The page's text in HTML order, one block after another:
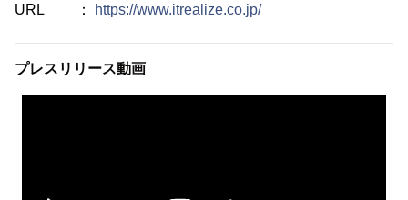
URL ：
https://www.itrealize.co.jp/
プレスリリース動画